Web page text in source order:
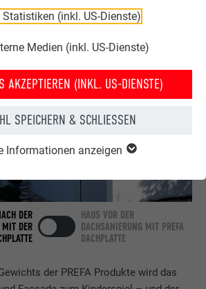
Statistiken (inkl. US-Dienste)
Medien (inkl. US-Dienste)
AKZEPTIEREN (INKL. US-DIENSTE)
SPEICHERN & SCHLIESSEN
Informationen anzeigen
der PREFA Produkte wird das
DER
MIT DER
HAUS VOR DER
DACHSANIERUNG MIT PREFA
DACHPLATTE